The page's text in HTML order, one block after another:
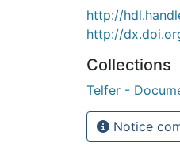
http://
http://
Collections
Telfer -
Notice